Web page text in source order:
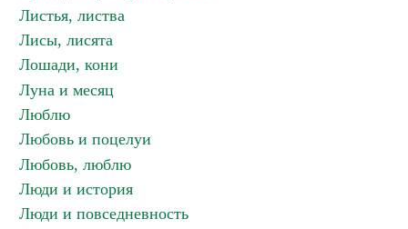
Листья, листва
Лисы, лисята
Лошади, кони
Луна и месяц
Люблю
Любовь и поцелуи
Любовь, люблю
Люди и история
Люди и повседневность